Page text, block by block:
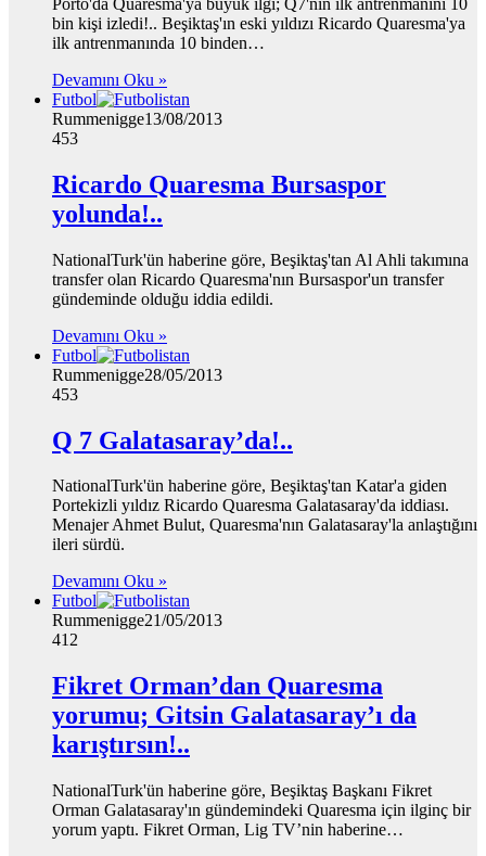
bin kişi izledi!.. Beşiktaş'ın eski yıldızı Ricardo Quaresma'ya
ilk antrenmanında 10 binden…
Devamını Oku »
Futbol
Rummenigge13/08/2013
453
Ricardo Quaresma Bursaspor
yolunda!..
NationalTurk'ün haberine göre, Beşiktaş'tan Al Ahli takımına
transfer olan Ricardo Quaresma'nın Bursaspor'un transfer
gündeminde olduğu iddia edildi.
Devamını Oku »
Futbol
Rummenigge28/05/2013
453
Q 7 Galatasaray’da!..
NationalTurk'ün haberine göre, Beşiktaş'tan Katar'a giden
Portekizli yıldız Ricardo Quaresma Galatasaray'da iddiası.
Menajer Ahmet Bulut, Quaresma'nın Galatasaray'la anlaştığını
ileri sürdü.
Devamını Oku »
Futbol
Rummenigge21/05/2013
412
Fikret Orman’dan Quaresma
yorumu; Gitsin Galatasaray’ı da
karıştırsın!..
NationalTurk'ün haberine göre, Beşiktaş Başkanı Fikret
Orman Galatasaray'ın gündemindeki Quaresma için ilginç bir
yorum yaptı. Fikret Orman, Lig TV’nin haberine…